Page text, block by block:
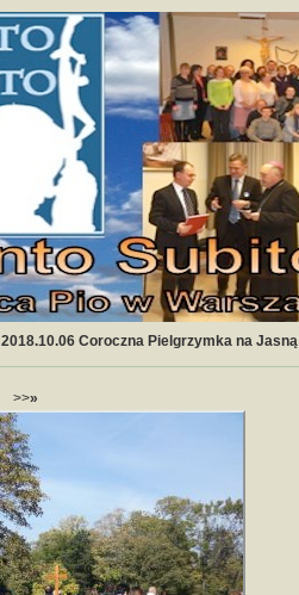
2018.10.06 Coroczna Pielgrzymka na Jasną
>>»